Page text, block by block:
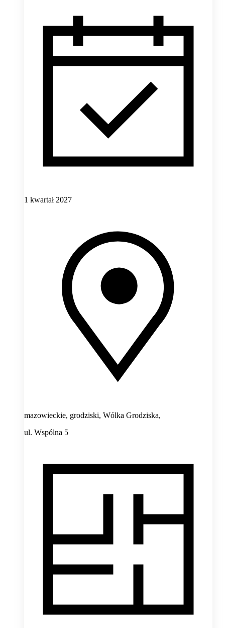
1 kwartał 2027
mazowieckie, grodziski, Wólka Grodziska,
ul. Wspólna 5